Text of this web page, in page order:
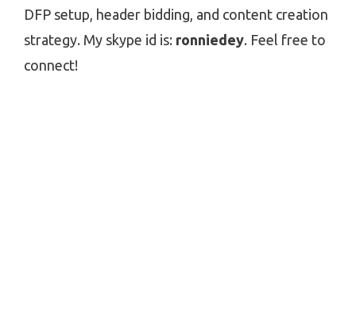
DFP setup, header bidding, and content creation
strategy. My skype id is: ronniedey. Feel free to
connect!